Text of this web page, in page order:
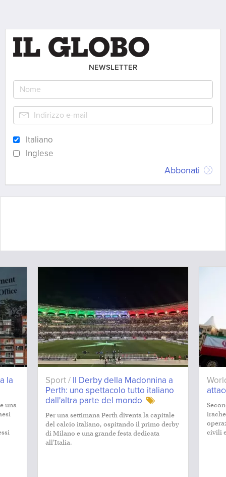
NEWSLETTER
Italiano
Inglese
Abbonati
la
una
Sport / Il Derby della Madonnina a
Perth: uno spettacolo tutto italiano
dall'altra parte del mondo
Per una settimana Perth diventa la capitale
del calcio italiano, ospitando il primo derby
di Milano e una grande festa dedicata
all'Italia.
civili